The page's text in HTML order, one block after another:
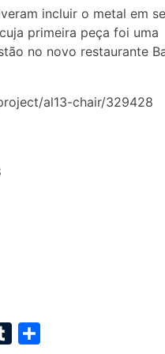
incluir o metal em
primeira peça foi uma
no novo restaurante
al13-chair/329428